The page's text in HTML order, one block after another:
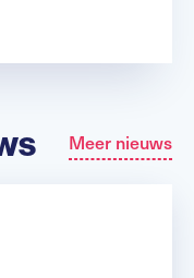
Meer nieuws